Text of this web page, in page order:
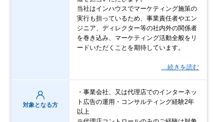
当社はインハウスでマーケティング施策の
実行も担っているため、事業責任者やエン
ジニア、ディレクター等の社内外の関係者
を巻き込み、マーケティング活動全般をリ
ードいただくことを期待しています。
…続きを読む
対象となる方
・事業会社、又は代理店でのインターネッ
ト広告の運用・コンサルティング経験2年
以上